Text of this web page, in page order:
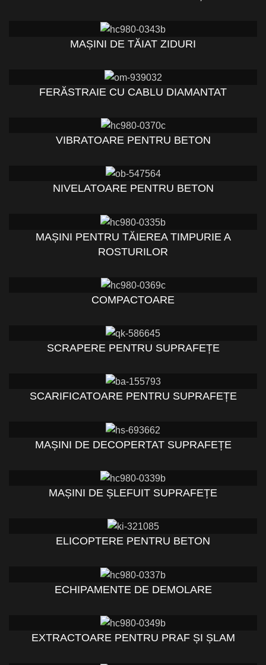
MAȘINI DE TĂIAT ZIDURI
FERĂSTRAIE CU CABLU DIAMANTAT
VIBRATOARE PENTRU BETON
NIVELATOARE PENTRU BETON
MAȘINI PENTRU TĂIEREA TIMPURIE A
ROSTURILOR
COMPACTOARE
SCRAPERE PENTRU SUPRAFEȚE
SCARIFICATOARE PENTRU SUPRAFEȚE
MAȘINI DE DECOPERTAT SUPRAFEȚE
MAȘINI DE ȘLEFUIT SUPRAFEȚE
ELICOPTERE PENTRU BETON
ECHIPAMENTE DE DEMOLARE
EXTRACTOARE PENTRU PRAF ȘI ȘLAM